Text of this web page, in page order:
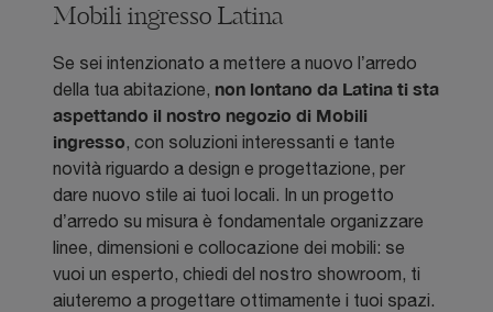
Mobili ingresso Latina
Se sei intenzionato a mettere a nuovo l’arredo
della tua abitazione, non lontano da Latina ti sta
aspettando il nostro negozio di Mobili
ingresso, con soluzioni interessanti e tante
novità riguardo a design e progettazione, per
dare nuovo stile ai tuoi locali. In un progetto
d’arredo su misura è fondamentale organizzare
linee, dimensioni e collocazione dei mobili: se
vuoi un esperto, chiedi del nostro showroom, ti
aiuteremo a progettare ottimamente i tuoi spazi.